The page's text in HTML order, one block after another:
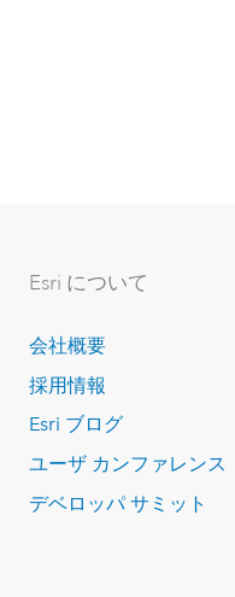
Esri について
会社概要
採用情報
Esri ブログ
ユーザ カンファレンス
デベロッパ サミット